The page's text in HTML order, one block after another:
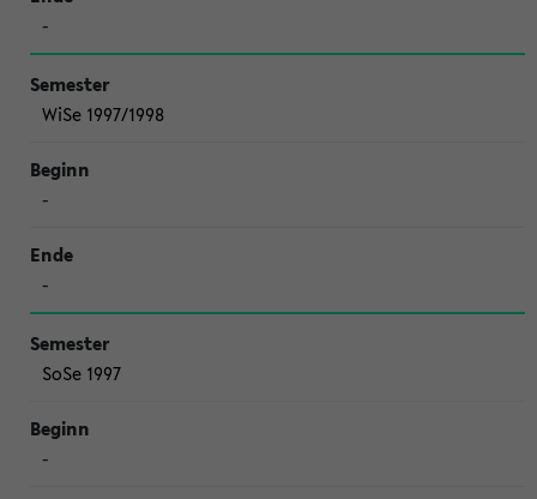
-
WiSe 1997/1998
-
-
SoSe 1997
-